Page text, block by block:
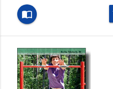
import_contacts